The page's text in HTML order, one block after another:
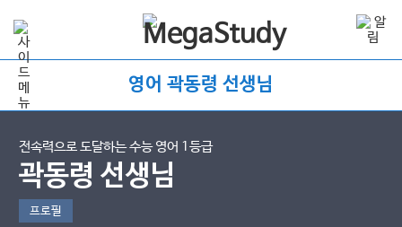
영어 곽동령 선생님
전속력으로 도달하는 수능 영어 1등급
곽동령 선생님
프로필